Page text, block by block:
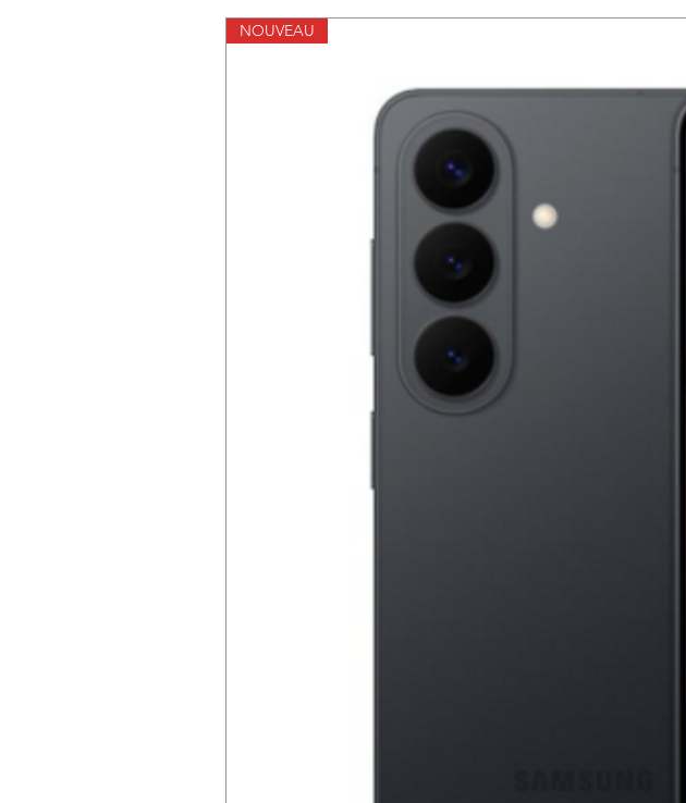
NOUVEAU